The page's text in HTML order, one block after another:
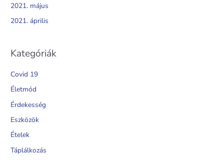
2021. május
2021. április
Kategóriák
Covid 19
Életmód
Érdekesség
Eszközök
Ételek
Táplálkozás